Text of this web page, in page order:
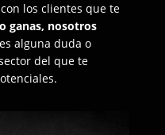
los clientes que te
ganas, nosotros
alguna duda o
del que te